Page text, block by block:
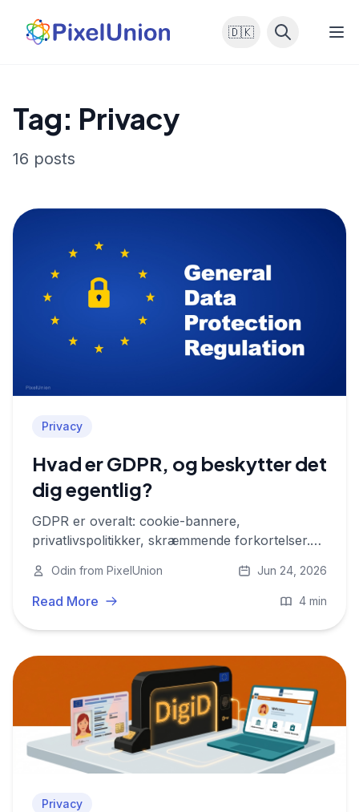
🇩🇰
Tag: Privacy
16 posts
Privacy
Hvad er GDPR, og beskytter det
dig egentlig?
GDPR er overalt: cookie-bannere,
privatlivspolitikker, skræmmende forkortelser.
data? En letforståelig guide til dine reelle
rettigheder.
Odin from PixelUnion Jun 24, 2026
Read More 4 min
Privacy